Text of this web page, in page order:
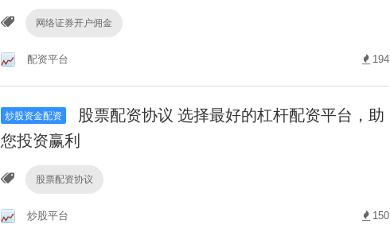
网络证券开户佣金
配资平台 194
炒股资金配资
股票配资协议 选择最好的杠杆配资平台，助
您投资赢利
股票配资协议
炒股平台 150